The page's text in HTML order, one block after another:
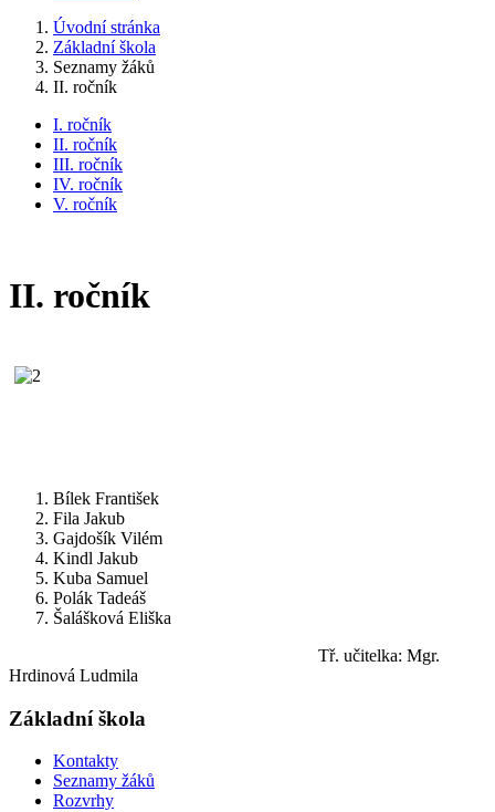
Úvodní stránka
Základní škola
Seznamy žáků
II. ročník
I. ročník
II. ročník
III. ročník
IV. ročník
V. ročník
II. ročník
Bílek František
Fila Jakub
Gajdošík Vilém
Kindl Jakub
Kuba Samuel
Polák Tadeáš
Šalášková Eliška
Tř. učitelka: Mgr.
Hrdinová Ludmila
Základní škola
Kontakty
Seznamy žáků
Rozvrhy